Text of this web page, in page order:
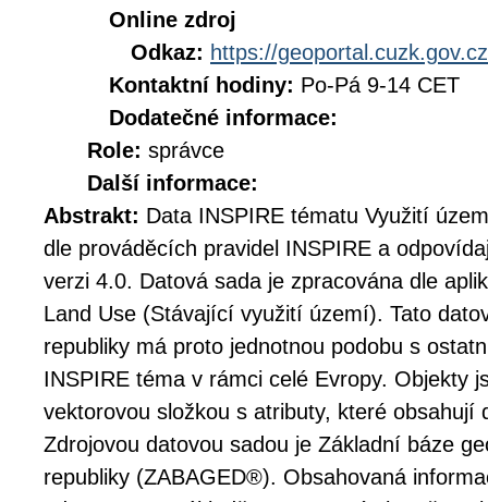
Online zdroj
Odkaz: https://geoportal.cuzk.gov.cz
Kontaktní hodiny: Po-Pá 9-14 CET
Dodatečné informace:
Role: správce
Další informace:
Abstrakt: Data INSPIRE tématu Využití
dle prováděcích pravidel INSPIRE a
verzi 4.0. Datová sada je zpracována dle
Land Use (Stávající využití území). Tato
republiky má proto jednotnou podobu s
INSPIRE téma v rámci celé Evropy. Objekty
vektorovou složkou s atributy, které obsahují
Zdrojovou datovou sadou je Základní báze
republiky (ZABAGED®). Obsahovaná